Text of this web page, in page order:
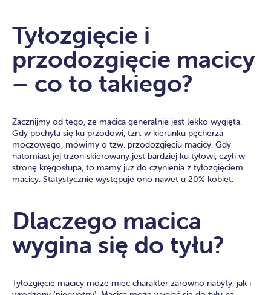
Tyłozgięcie i
przodozgięcie macicy
– co to takiego?
Zacznijmy od tego, że macica generalnie jest lekko wygięta.
Gdy pochyla się ku przodowi, tzn. w kierunku pęcherza
moczowego, mówimy o tzw. przodozgięciu macicy. Gdy
natomiast jej trzon skierowany jest bardziej ku tyłowi, czyli w
stronę kręgosłupa, to mamy już do czynienia z tyłozgięciem
macicy. Statystycznie występuje ono nawet u 20% kobiet.
Dlaczego macica
wygina się do tyłu?
Tyłozgięcie macicy może mieć charakter zarówno nabyty, jak i